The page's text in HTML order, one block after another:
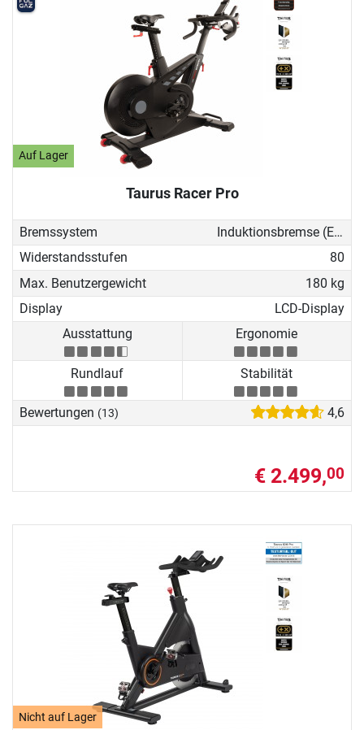
Auf Lager
Taurus Racer Pro
Bremssystem
Induktionsbremse (EMS)
Widerstandsstufen
80
Max. Benutzergewicht
180 kg
Display
LCD-Display
Ausstattung
Ergonomie
Rundlauf Stabilität
Bewertungen (13) 4,6
€ 2.499,00
Nicht auf Lager